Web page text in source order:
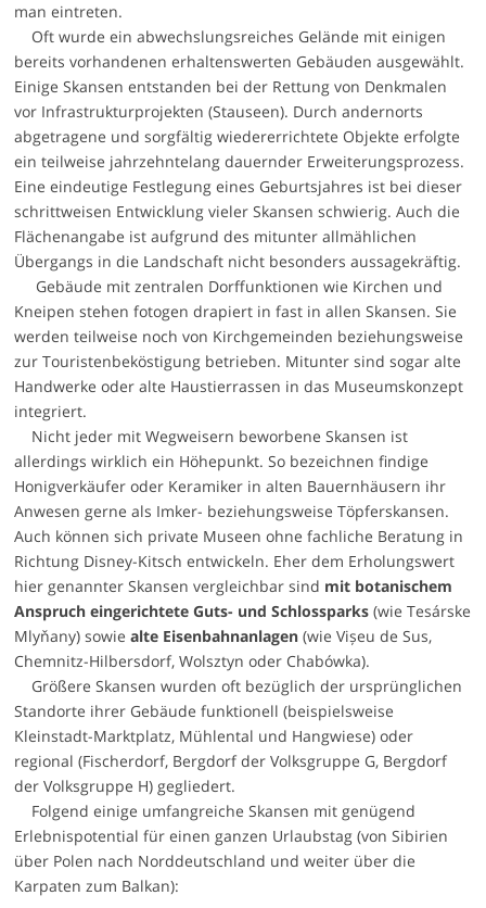
man eintreten.
Oft wurde ein abwechslungsreiches Gelände mit einigen
bereits vorhandenen erhaltenswerten Gebäuden ausgewählt.
Einige Skansen entstanden bei der Rettung von Denkmalen
vor Infrastrukturprojekten (Stauseen). Durch andernorts
abgetragene und sorgfältig wiedererrichtete Objekte erfolgte
ein teilweise jahrzehntelang dauernder Erweiterungsprozess.
Eine eindeutige Festlegung eines Geburtsjahres ist bei dieser
schrittweisen Entwicklung vieler Skansen schwierig. Auch die
Flächenangabe ist aufgrund des mitunter allmählichen
Übergangs in die Landschaft nicht besonders aussagekräftig.
Gebäude mit zentralen Dorffunktionen wie Kirchen und
Kneipen stehen fotogen drapiert in fast in allen Skansen. Sie
werden teilweise noch von Kirchgemeinden beziehungsweise
zur Touristenbeköstigung betrieben. Mitunter sind sogar alte
Handwerke oder alte Haustierrassen in das Museumskonzept
integriert.
Nicht jeder mit Wegweisern beworbene Skansen ist
allerdings wirklich ein Höhepunkt. So bezeichnen findige
Honigverkäufer oder Keramiker in alten Bauernhäusern ihr
Anwesen gerne als Imker- beziehungsweise Töpferskansen.
Auch können sich private Museen ohne fachliche Beratung in
Richtung Disney-Kitsch entwickeln. Eher dem Erholungswert
hier genannter Skansen vergleichbar sind mit botanischem
Anspruch eingerichtete Guts- und Schlossparks(wie Tesárske
Mlyňany) sowie alte Eisenbahnanlagen(wie Vișeu de Sus,
Chemnitz-Hilbersdorf, Wolsztyn oder Chabówka).
Größere Skansen wurden oft bezüglich der ursprünglichen
Standorte ihrer Gebäude funktionell (beispielsweise
Kleinstadt-Marktplatz, Mühlental und Hangwiese) oder
regional (Fischerdorf, Bergdorf der Volksgruppe G, Bergdorf
der Volksgruppe H) gegliedert.
Folgend einige umfangreiche Skansen mit genügend
Erlebnispotential für einen ganzen Urlaubstag (von Sibirien
über Polen nach Norddeutschland und weiter über die
Karpaten zum Balkan):